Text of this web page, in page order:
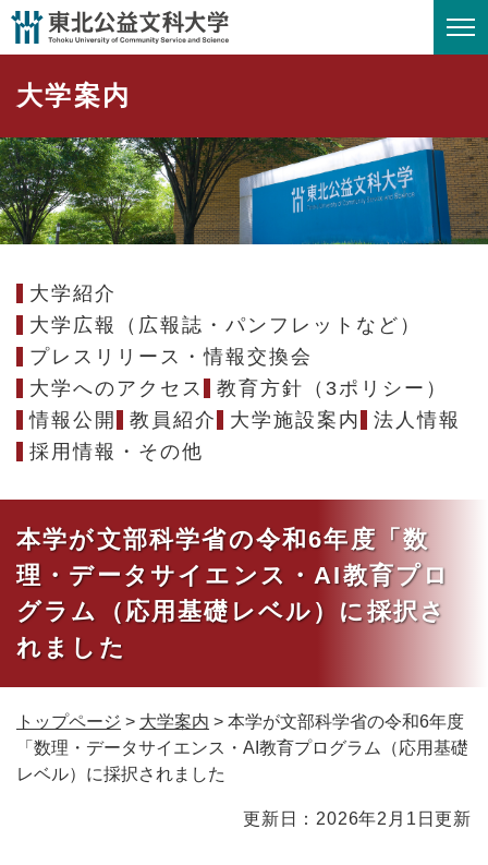
ペ
頭
で
す
。
メニューを飛ばして本文へ
大学案内
大学紹介
大学広報（広報誌・パンフレットなど）
プレスリリース・情報交換会
大学へのアクセス
教育方針（3ポリシー）
情報公開
教員紹介 大学施設案内
法人情報
採用情報・その他
本学が文部科学省の令和6年度「数
理・データサイエンス・AI教育プロ
グラム（応用基礎レベル）に採択さ
れました
トップページ > 大学案内 > 本学が文部科学省の令和6年度
「数理・データサイエンス・AI教育プログラム（応用基礎
レベル）に採択されました
更新日：2026年2月1日更新